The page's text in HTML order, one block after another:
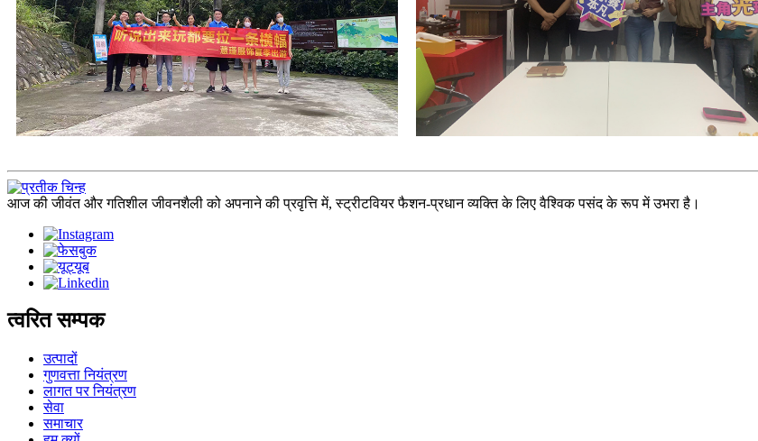
आज की जीवंत और गतिशील जीवनशैली को अपनाने की प्रवृत्ति में, स्ट्रीटवियर फैशन-प्रधान व्यक्ति के लिए वैश्विक पसंद के रूप में उभरा है।
त्वरित सम्पक
उत्पादों
गुणवत्ता नियंत्रण
लागत पर नियंत्रण
सेवा
समाचार